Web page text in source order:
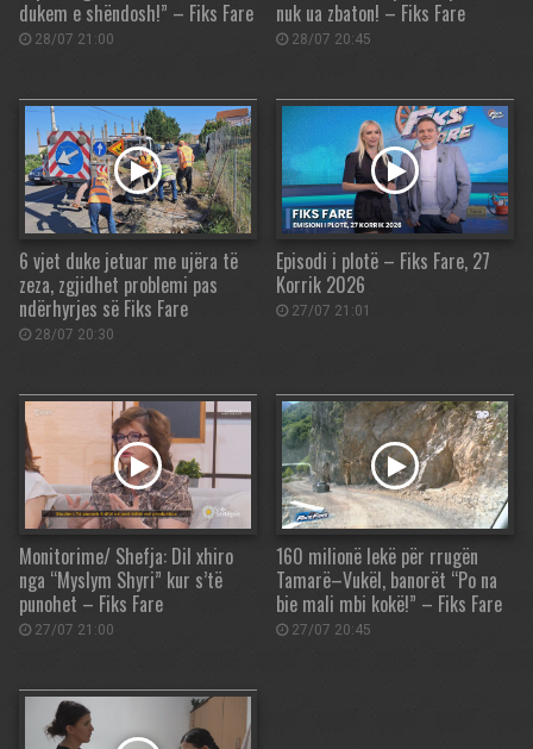
dukem e shëndosh!” – Fiks Fare
28/07 21:00
nuk ua zbaton! – Fiks Fare
28/07 20:45
6 vjet duke jetuar me ujëra të
zeza, zgjidhet problemi pas
ndërhyrjes së Fiks Fare
28/07 20:30
Episodi i plotë – Fiks Fare, 27
Korrik 2026
27/07 21:01
Monitorime/ Shefja: Dil xhiro
nga “Myslym Shyri” kur s’të
punohet – Fiks Fare
27/07 21:00
160 milionë lekë për rrugën
Tamarë–Vukël, banorët “Po na
bie mali mbi kokë!” – Fiks Fare
27/07 20:45